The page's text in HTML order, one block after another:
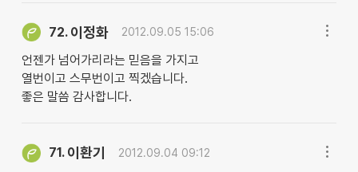
72. 이정화 2012.09.05 15:06
언젠가 넘어가리라는 믿음을 가지고
열번이고 스무번이고 찍겠습니다.
좋은 말씀 감사합니다.
71. 이환기 2012.09.04 09:12